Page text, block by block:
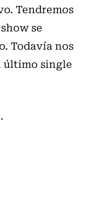
Tendremos
se
Todavía nos
último single